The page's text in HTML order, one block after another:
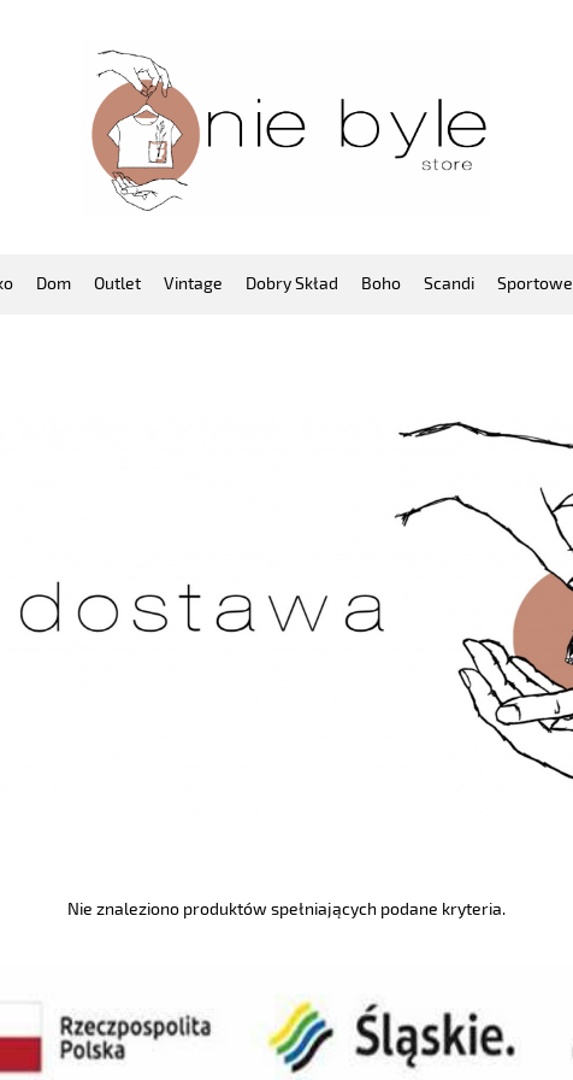
Dom Outlet Vintage Dobry Skład Boho Scandi Sportowe
Nie znaleziono produktów spełniających podane kryteria.